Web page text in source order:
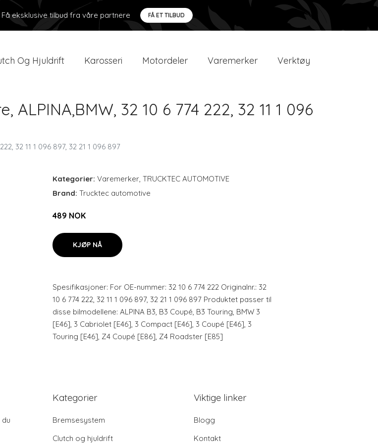
Få eksklusive tilbud fra våre partnere FÅ ET TILBUD
Og Hjuldrift Karosseri Motordeler Varemerker Verktøy
32 10 6 774 222, 32 11 1 096
32 11 1 096 897, 32 21 1 096 897
Kategorier: Varemerker, TRUCKTEC AUTOMOTIVE
Brand: Trucktec automotive
489 NOK
KJØP NÅ
Spesifikasjoner: For OE-nummer: 32 10 6 774 222 Originalnr.: 32
10 6 774 222, 32 11 1 096 897, 32 21 1 096 897 Produktet passer til
disse bilmodellene: ALPINA B3, B3 Coupé, B3 Touring, BMW 3
[E46], 3 Cabriolet [E46], 3 Compact [E46], 3 Coupé [E46], 3
Touring [E46], Z4 Coupé [E86], Z4 Roadster [E85]
Kategorier
Bremsesystem
Clutch og hjuldrift
Viktige linker
Blogg
Kontakt